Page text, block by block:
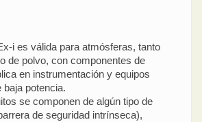
i es válida para atmósferas, tanto
de polvo, con componentes de
en instrumentación y equipos
potencia.
se componen de algún tipo de
de seguridad intrínseca),